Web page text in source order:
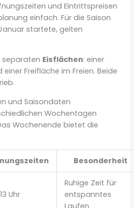
und Eintrittspreisen
einfach. Für die Saison
startete, gelten
separaten Eisflächen: einer
Freifläche im Freien. Beide
und Saisondaten
Wochentagen
Wochenende bietet die
Besonderheit
Uhr
Ruhige Zeit für
entspanntes